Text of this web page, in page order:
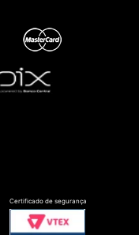
Certificado de segurança